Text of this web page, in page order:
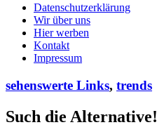
Main
menu
Skip
content
Datenschutzerklärung
Wir über uns
Hier werben
Kontakt
Impressum
sehenswerte Links, trends
Such die Alternative!